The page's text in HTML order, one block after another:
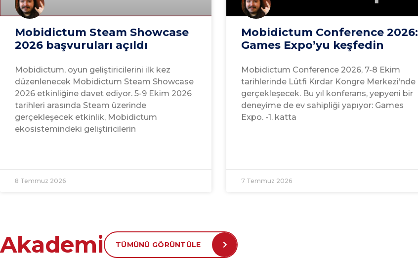
Mobidictum Steam Showcase
2026 başvuruları açıldı
Mobidictum, oyun geliştiricilerini ilk kez
düzenlenecek Mobidictum Steam Showcase
2026 etkinliğine davet ediyor. 5-9 Ekim 2026
tarihleri arasında Steam üzerinde
gerçekleşecek etkinlik, Mobidictum
ekosistemindeki geliştiricilerin
8 Temmuz 2026
Mobidictum Conference 2026:
Games Expo’yu keşfedin
Mobidictum Conference 2026, 7-8 Ekim
tarihlerinde Lütfi Kırdar Kongre Merkezi’nde
gerçekleşecek. Bu yıl konferans, yepyeni bir
deneyime de ev sahipliği yapıyor: Games
Expo. -1. katta
7 Temmuz 2026
Akademi TÜMÜNÜ GÖRÜNTÜLE